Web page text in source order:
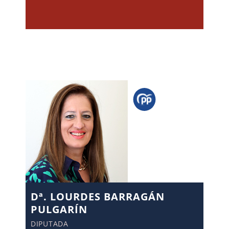
Dª. LOURDES BARRAGÁN
PULGARÍN
DIPUTADA